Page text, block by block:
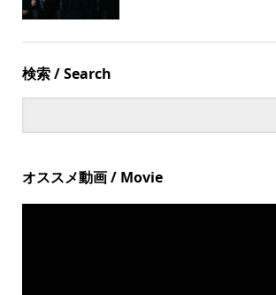
検索 / Search
オススメ動画 / Movie